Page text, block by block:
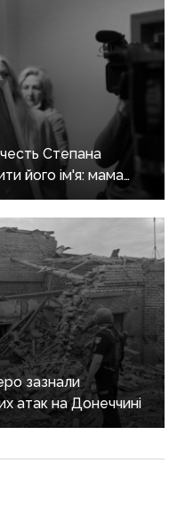
Степана
його ім'я: мама
рішення влади
зазнали
атак на Донеччині